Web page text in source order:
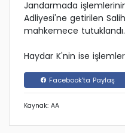
Jandarmada
Adliyesi'ne getirilen Salih
mahkemece tutuklandı.
Haydar K'nin ise
Facebook'ta Paylaş
Kaynak: AA